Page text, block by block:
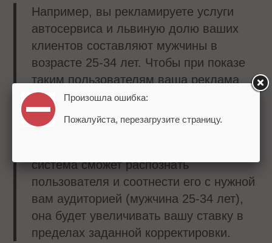
Например, вы рекламируете услуги
автосервиса и львиную долю ваших
клиентов составляют мужчины в
возрасте 25-34 лет. Чтобы при показе
таким пользователям ваша реклама
чаще попадала на выгодные позиции,
можно задать желаемый процент
увеличения ставки в настройках
система сможет распознать
пользователя и соотнести его с нужной
вам аудиторией (мужчина 25-34 лет),
она будет увеличивать вашу ставку в
пределах заданной корректировки.
Произошла ошибка:
Пожалуйста, перезагрузите страницу.